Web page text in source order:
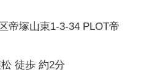
帝塚山東1-3-34 PLOT帝
徒歩 約2分